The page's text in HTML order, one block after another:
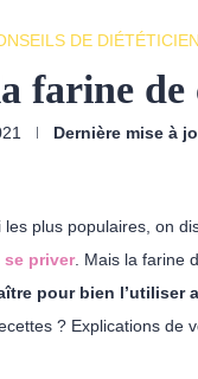
DE
farine de
Dernière mise à
plus populaires, on
priver. Mais la farine
pour bien l’utiliser
? Explications de